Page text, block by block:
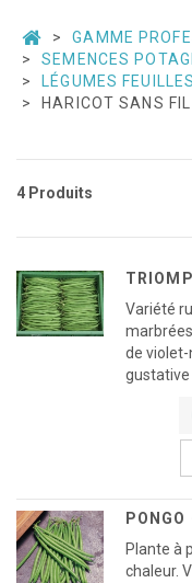
GAMME
SEMENCES
LÉGUMES FEUILLES
HARICOT SANS FIL
4 Produits
Variété
de violet-
gustative
PONGO
Plante à
chaleur.